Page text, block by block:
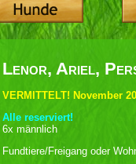
Lenor, Ariel,
VERMITTELT! November
Alle reserviert!
6x männlich
Fundtiere/Freigang oder